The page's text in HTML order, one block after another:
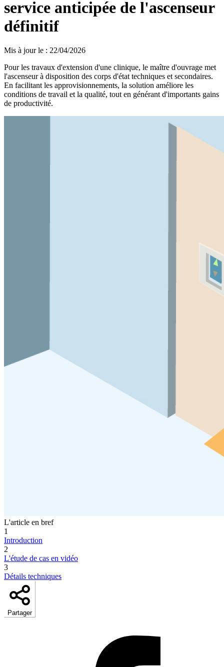
service anticipée de l'ascenseur
définitif
Mis à jour le : 22/04/2026
Pour les travaux d'extension d'une clinique, le maître d'ouvrage met
l'ascenseur à disposition des corps d'état techniques et secondaires.
En facilitant les approvisionnements, la solution améliore les
conditions de travail et la qualité, tout en générant d'importants gains
de productivité.
L'article en bref
1
Introduction
2
L'étude de cas en vidéo
3
Détails techniques
Partager